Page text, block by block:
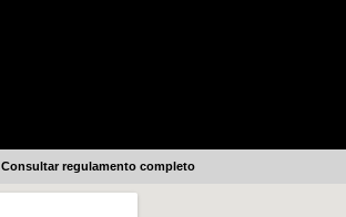
Consultar regulamento completo